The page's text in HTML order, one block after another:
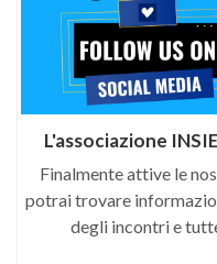
L'associazione
Finalmente attive le
potrai trovare
degli incontri e